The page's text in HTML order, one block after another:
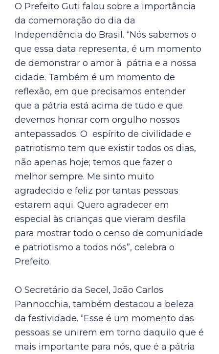
O Prefeito Guti falou sobre a importância
da comemoração do dia da
Independência do Brasil. “Nós sabemos o
que essa data representa, é um momento
de demonstrar o amor à pátria e a nossa
cidade. Também é um momento de
reflexão, em que precisamos entender
que a pátria está acima de tudo e que
devemos honrar com orgulho nossos
antepassados. O espírito de civilidade e
patriotismo tem que existir todos os dias,
não apenas hoje; temos que fazer o
melhor sempre. Me sinto muito
agradecido e feliz por tantas pessoas
estarem aqui. Quero agradecer em
especial às crianças que vieram desfila
para mostrar todo o censo de comunidade
e patriotismo a todos nós”, celebra o
Prefeito.
O Secretário da Secel, João Carlos
Pannocchia, também destacou a beleza
da festividade. “Esse é um momento das
pessoas se unirem em torno daquilo que é
mais importante para nós, que é a pátria